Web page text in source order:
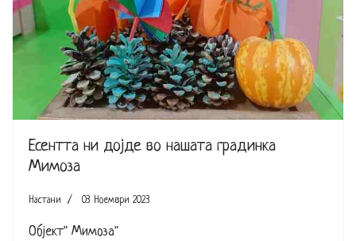
Есентта ни дојде во нашата градинка
Мимоза
Настани 03 Ноември 2023
Објект" Мимоза"